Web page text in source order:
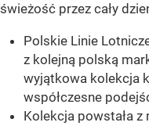
świeżość przez cały
Polskie Linie
z kolejną polską
wyjątkowa kolekcja
współczesne
Kolekcja powstała